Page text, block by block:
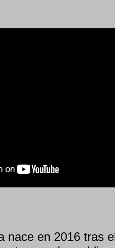
nace en 2016 tras